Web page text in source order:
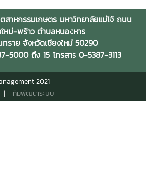
สาหกรรมเกษตร มหาวิทยาลัยแม่โจ้ ถนน
ใหม่-พร้าว ตำบลหนองหาร
ทราย จังหวัดเชียงใหม่ 50290
5000 ถึง 15 โทรสาร 0-5387-8113
2021
| ทีมพัฒนาระบบ